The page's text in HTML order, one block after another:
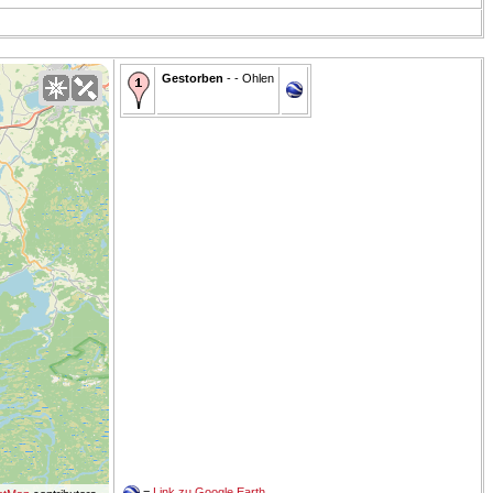
Gestorben - - Ohlen